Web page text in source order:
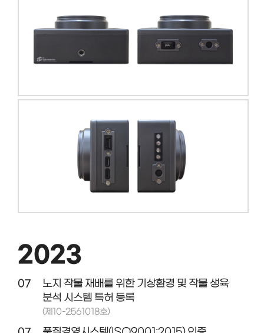
2023
07
노지 작물 재배를 위한 기상환경 및 작물 생육
분석 시스템 특허 등록
(제10-2561018호)